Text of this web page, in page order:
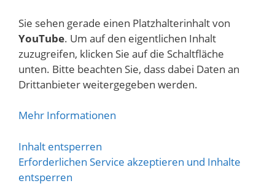
Sie sehen gerade einen Platzhalterinhalt von
YouTube. Um auf den eigentlichen Inhalt
zuzugreifen, klicken Sie auf die Schaltfläche
unten. Bitte beachten Sie, dass dabei Daten an
Drittanbieter weitergegeben werden.
Mehr Informationen
Inhalt entsperren
Erforderlichen Service akzeptieren und Inhalte
entsperren